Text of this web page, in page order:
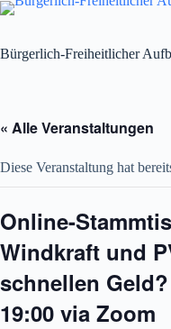
Zum
Bürgerlich-Freiheitlicher
« Alle Veranstaltungen
Diese Veranstaltung hat
Online-
Windkraft und
schnellen Geld?
19:00 via Zoom